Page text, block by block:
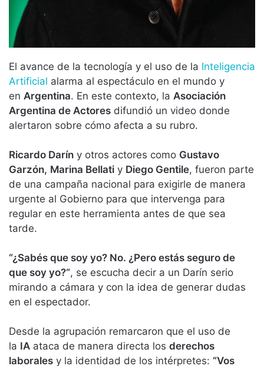
El avance de la tecnología y el uso de la Inteligencia
Artificial alarma al espectáculo en el mundo y
en Argentina. En este contexto, la Asociación
Argentina de Actores difundió un video donde
alertaron sobre cómo afecta a su rubro.
Ricardo Darín y otros actores como Gustavo
Garzón, Marina Bellati y Diego Gentile, fueron parte
de una campaña nacional para exigirle de manera
urgente al Gobierno para que intervenga para
regular en este herramienta antes de que sea
tarde.
“¿Sabés que soy yo? No. ¿Pero estás seguro de
que soy yo?“, se escucha decir a un Darín serio
mirando a cámara y con la idea de generar dudas
en el espectador.
Desde la agrupación remarcaron que el uso de
la IA ataca de manera directa los derechos
laborales y la identidad de los intérpretes: “Vos